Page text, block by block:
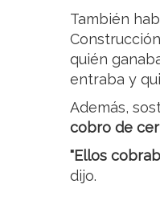
También
quién
entraba y
Además,
cobro de
"Ellos
dijo.